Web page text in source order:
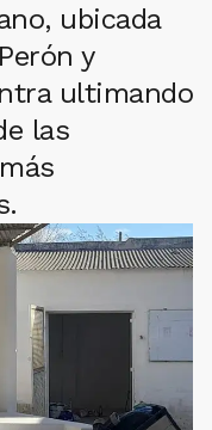
ubicada
y
ultimando
las